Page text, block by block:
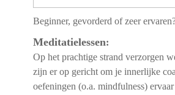
Beginner, gevorderd of zeer
Meditatielessen:
Op het prachtige strand verzorgen
zijn er op gericht om je innerlijke
oefeningen (o.a. mindfulness)